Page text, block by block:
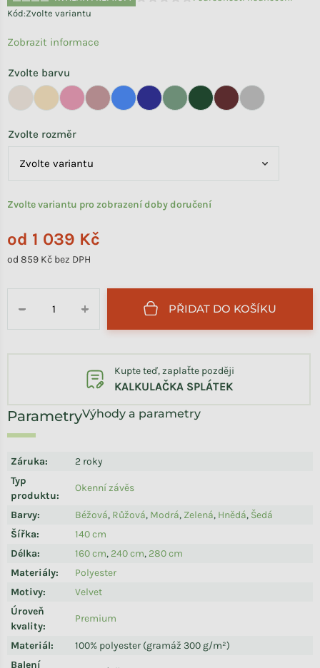
Průměrné hodnocení produktu je
Kód:Zvolte variantu
od 1 039 Kč
od 859 Kč bez DPH
Zvolte variantu pro zobrazení doby doručení
Zvolte barvu
Zvolte rozměr
+
− PŘIDAT DO KOŠÍKU
Výhody a parametry
Záruka:
2 roky
Typ
produktu:
Okenní závěs
Barvy: Béžová, Růžová, Modrá, Zelená, Hnědá, Šedá
Šířka:
140 cm
Délka: 160 cm, 240 cm, 280 cm
Materiály:
Polyester
Motivy:
Velvet
Úroveň
kvality:
Premium
Materiál:
100% polyester (gramáž 300 g/m²)
Balení
Kupte teď, zaplaťte později
KALKULAČKA SPLÁTEK
Zobrazit informace